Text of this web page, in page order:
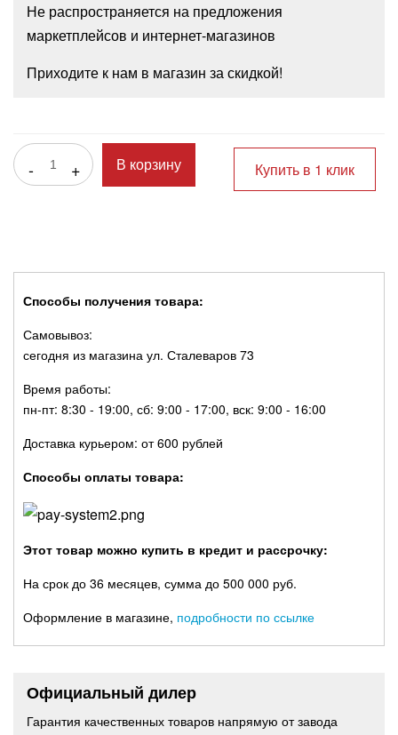
Не распространяется на предложения
маркетплейсов и интернет-магазинов
Приходите к нам в магазин за скидкой!
- + В корзину Купить в 1 клик
Способы получения товара:
Самовывоз:
сегодня из магазина ул. Сталеваров 73
Время работы:
пн-пт: 8:30 - 19:00, сб: 9:00 - 17:00, вск: 9:00 - 16:00
Доставка курьером: от 600 рублей
Способы оплаты товара:
Этот товар можно купить в кредит и рассрочку:
На срок до 36 месяцев, сумма до 500 000 руб.
Оформление в магазине, подробности по ссылке
Официальный дилер
Гарантия качественных товаров напрямую от завода